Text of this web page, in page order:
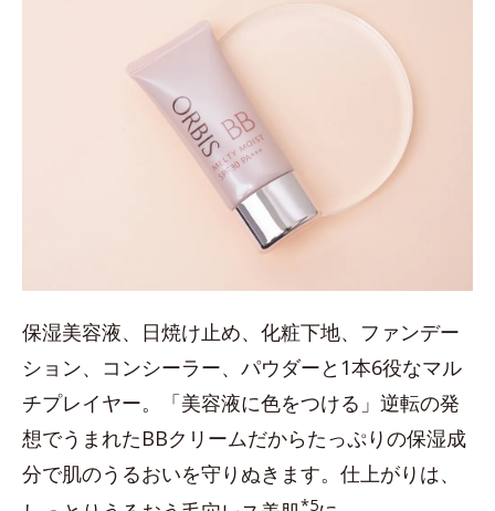
保湿美容液、日焼け止め、化粧下地、ファンデー
ション、コンシーラー、パウダーと1本6役なマル
チプレイヤー。「美容液に色をつける」逆転の発
想でうまれたBBクリームだからたっぷりの保湿成
分で肌のうるおいを守りぬきます。仕上がりは、
*5